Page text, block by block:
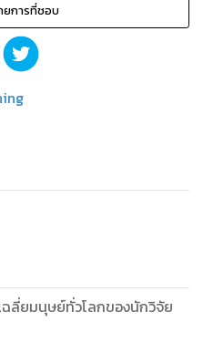
ยการที่ชอบ
ลี่ยมนุษย์ทั่วโลกของนักวิจัย